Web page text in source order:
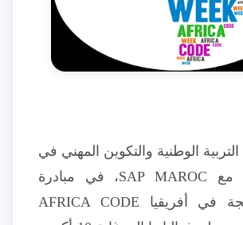
الوطنية والتكوين المهني في
إطار شراكة مع SAP MAROC، في مبادرة
أسبوع البرمجة في أفريقيا AFRICA CODE